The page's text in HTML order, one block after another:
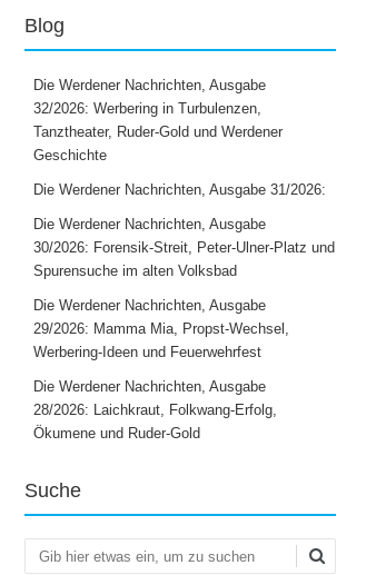
Blog
Die Werdener Nachrichten, Ausgabe
32/2026: Werbering in Turbulenzen,
Tanztheater, Ruder-Gold und Werdener
Geschichte
Die Werdener Nachrichten, Ausgabe 31/2026:
Die Werdener Nachrichten, Ausgabe
30/2026: Forensik-Streit, Peter-Ulner-Platz und
Spurensuche im alten Volksbad
Die Werdener Nachrichten, Ausgabe
29/2026: Mamma Mia, Propst-Wechsel,
Werbering-Ideen und Feuerwehrfest
Die Werdener Nachrichten, Ausgabe
28/2026: Laichkraut, Folkwang-Erfolg,
Ökumene und Ruder-Gold
Suche
Suchen